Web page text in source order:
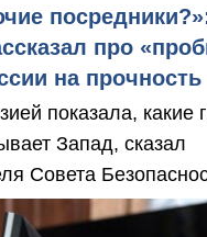
про
на прочность
показала, какие
Запад, сказал
Совета